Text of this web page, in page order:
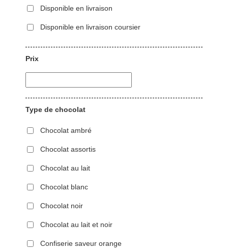
Disponible en livraison
Disponible en livraison coursier
Prix
Type de chocolat
Chocolat ambré
Chocolat assortis
Chocolat au lait
Chocolat blanc
Chocolat noir
Chocolat au lait et noir
Confiserie saveur orange